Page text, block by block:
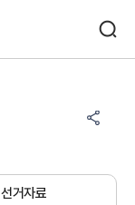
선거자료